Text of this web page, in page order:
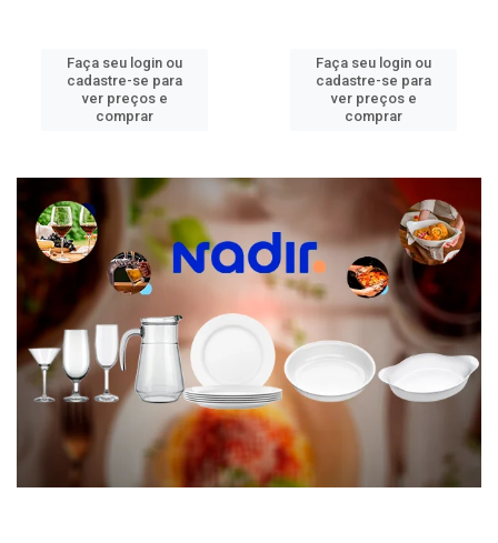
Faça seu login ou
cadastre-se para
ver preços e
comprar
Faça seu login ou
cadastre-se para
ver preços e
comprar